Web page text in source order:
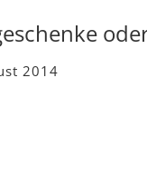
2014